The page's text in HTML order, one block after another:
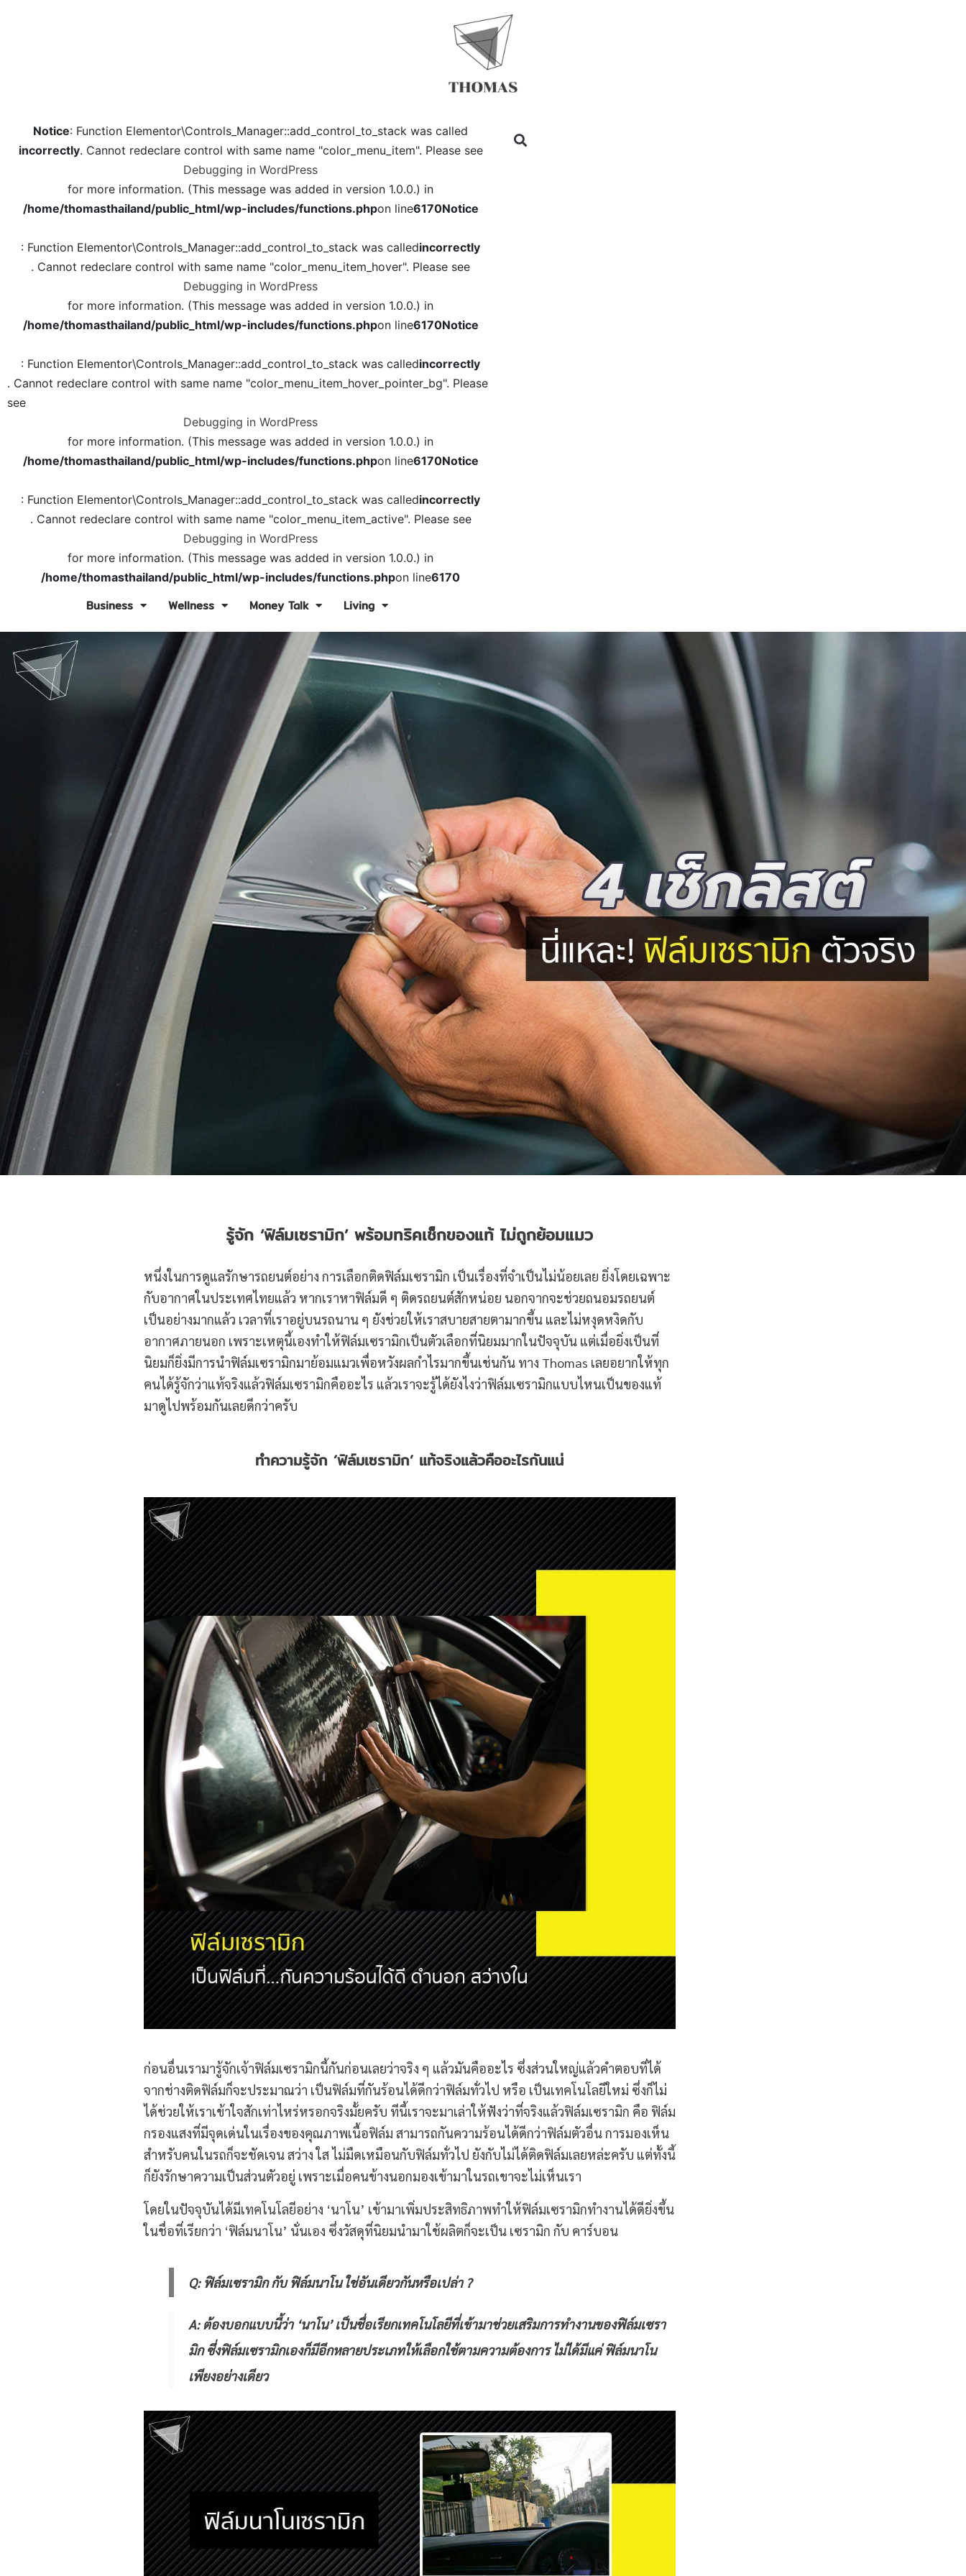
Notice: Function Elementor\Controls_Manager::add_control_to_stack was called
incorrectly. Cannot redeclare control with same name "color_menu_item". Please see
Debugging in WordPress
for more information. (This message was added in version 1.0.0.) in
/home/thomasthailand/public_html/wp-includes/functions.phpon line6170Notice
: Function Elementor\Controls_Manager::add_control_to_stack was calledincorrectly
. Cannot redeclare control with same name "color_menu_item_hover". Please see
Debugging in WordPress
for more information. (This message was added in version 1.0.0.) in
/home/thomasthailand/public_html/wp-includes/functions.phpon line6170Notice
: Function Elementor\Controls_Manager::add_control_to_stack was calledincorrectly
. Cannot redeclare control with same name "color_menu_item_hover_pointer_bg". Please
see
Debugging in WordPress
for more information. (This message was added in version 1.0.0.) in
/home/thomasthailand/public_html/wp-includes/functions.phpon line6170Notice
: Function Elementor\Controls_Manager::add_control_to_stack was calledincorrectly
. Cannot redeclare control with same name "color_menu_item_active". Please see
Debugging in WordPress
for more information. (This message was added in version 1.0.0.) in
/home/thomasthailand/public_html/wp-includes/functions.phpon line6170
Business Wellness Money Talk Living
รู้จัก ‘ฟิล์มเซรามิก’ พร้อมทริคเช็กของแท้ ไม่ถูกย้อมแมว
หนึ่งในการดูแลรักษารถยนต์อย่าง การเลือกติดฟิล์มเซรามิก เป็นเรื่องที่จำเป็นไม่น้อยเลย ยิ่งโดยเฉพาะ
กับอากาศในประเทศไทยแล้ว หากเราหาฟิล์มดี ๆ ติดรถยนต์สักหน่อย นอกจากจะช่วยถนอมรถยนต์
เป็นอย่างมากแล้ว เวลาที่เราอยู่บนรถนาน ๆ ยังช่วยให้เราสบายสายตามากขึ้น และไม่หงุดหงิดกับ
อากาศภายนอก เพราะเหตุนี้เองทำให้ฟิล์มเซรามิกเป็นตัวเลือกที่นิยมมากในปัจจุบัน แต่เมื่อยิ่งเป็นที่
นิยมก็ยิ่งมีการนำฟิล์มเซรามิกมาย้อมแมวเพื่อหวังผลกำไรมากขึ้นเช่นกัน ทาง Thomas เลยอยากให้ทุก
คนได้รู้จักว่าแท้จริงแล้วฟิล์มเซรามิกคืออะไร แล้วเราจะรู้ได้ยังไงว่าฟิล์มเซรามิกแบบไหนเป็นของแท้
มาดูไปพร้อมกันเลยดีกว่าครับ
ทำความรู้จัก ‘ฟิล์มเซรามิก’ แท้จริงแล้วคืออะไรกันแน่
ก่อนอื่นเรามารู้จักเจ้าฟิล์มเซรามิกนี้กันก่อนเลยว่าจริง ๆ แล้วมันคืออะไร ซึ่งส่วนใหญ่แล้วคำตอบที่ได้
จากช่างติดฟิล์มก็จะประมาณว่า เป็นฟิล์มที่กันร้อนได้ดีกว่าฟิล์มทั่วไป หรือ เป็นเทคโนโลยีใหม่ ซึ่งก็ไม่
ได้ช่วยให้เราเข้าใจสักเท่าไหร่หรอกจริงมั้ยครับ ทีนี้เราจะมาเล่าให้ฟังว่าที่จริงแล้วฟิล์มเซรามิก คือ ฟิล์ม
กรองแสงที่มีจุดเด่นในเรื่องของคุณภาพเนื้อฟิล์ม สามารถกันความร้อนได้ดีกว่าฟิล์มตัวอื่น การมองเห็น
สำหรับคนในรถก็จะชัดเจน สว่าง ใส ไม่มืดเหมือนกับฟิล์มทั่วไป ยังกับไม่ได้ติดฟิล์มเลยหล่ะครับ แต่ทั้งนี้
ก็ยังรักษาความเป็นส่วนตัวอยู่ เพราะเมื่อคนข้างนอกมองเข้ามาในรถเขาจะไม่เห็นเรา
โดยในปัจจุบันได้มีเทคโนโลยีอย่าง ‘นาโน’ เข้ามาเพิ่มประสิทธิภาพทำให้ฟิล์มเซรามิกทำงานได้ดียิ่งขึ้น
ในชื่อที่เรียกว่า ‘ฟิล์มนาโน’ นั่นเอง ซึ่งวัสดุที่นิยมนำมาใช้ผลิตก็จะเป็น เซรามิก กับ คาร์บอน
Q: ฟิล์มเซรามิก กับ ฟิล์มนาโน ใช่อันเดียวกันหรือเปล่า ?
A: ต้องบอกแบบนี้ว่า ‘นาโน’ เป็นชื่อเรียกเทคโนโลยีที่เข้ามาช่วยเสริมการทำงานของฟิล์มเซรา
มิก ซึ่งฟิล์มเซรามิกเองก็มีอีกหลายประเภทให้เลือกใช้ตามความต้องการ ไม่ได้มีแค่ ฟิล์มนาโน
เพียงอย่างเดียว